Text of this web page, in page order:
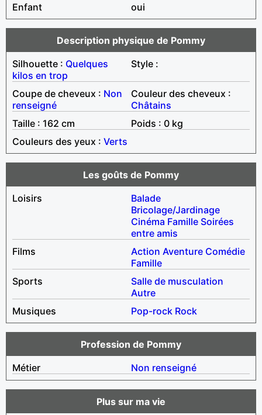
Enfant
oui
Description physique de Pommy
Silhouette : Quelques
kilos en trop
Style :
Coupe de cheveux : Non
renseigné
Couleur des cheveux :
Châtains
Taille : 162 cm
Poids : 0 kg
Couleurs des yeux : Verts
Les goûts de Pommy
Loisirs
Balade
Bricolage/Jardinage
Cinéma Famille Soirées
entre amis
Films
Action Aventure Comédie
Famille
Sports
Salle de musculation
Autre
Musiques
Pop-rock Rock
Profession de Pommy
Métier
Non renseigné
Plus sur ma vie